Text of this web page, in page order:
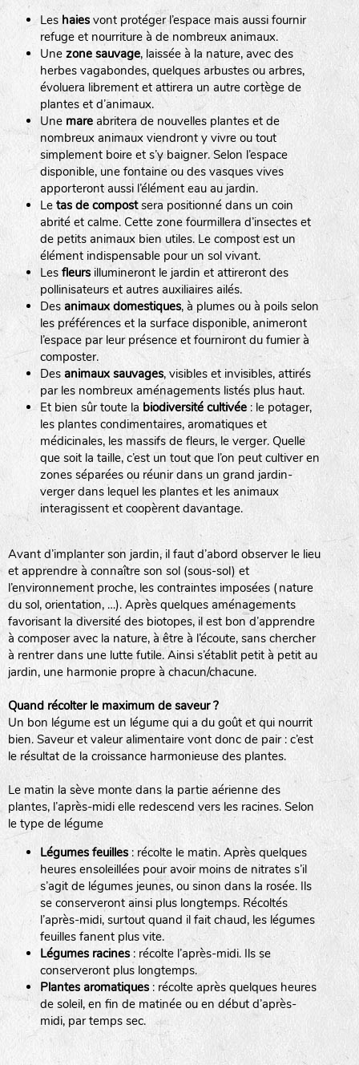
BINGENHEIMER SAATGUT (BGH)
www.bingenheimersaatgut.de
DE BOLSTER (DBO)
www.bolster.nl
GRAINE DEL PAÏS (GDP)
www.grainesdelpais.com
JARDIN EN’VIE (JEV)
LA BOITE A GRAINES (LBAG)
LA RÉFÉRENCE :F BEL20BPA1A (en haut à gauche)
F : Fleurs.
Les autres catégories étant :
E: Engrais vert
L: Légumes
A: Aromatiques
BEL : Code de la variété(Ici Belle de nuit)
(ici 2020)
BPA : Initiales du producteur ou du fournisseur de la
semence.
1 : Numéro d’ordre du lot
A : Sans calibre.
: Gros
M: Moyen calibre
P: Petit calibre
Les haiesvont protéger l’espace mais aussi fournir
refuge et nourriture à de nombreux animaux.
Une zone sauvage, laissée à la nature, avec des
herbes vagabondes, quelques arbustes ou arbres,
évoluera librement et attirera un autre cortège de
plantes et d’animaux.
Une mareabritera de nouvelles plantes et de
nombreux animaux viendront y vivre ou tout
simplement boire et s’y baigner. Selon l’espace
disponible, une fontaine ou des vasques vives
apporteront aussi l’élément eau au jardin.
Le tas de compostsera positionné dans un coin
abrité et calme. Cette zone fourmillera d’insectes et
de petits animaux bien utiles. Le compost est un
élément indispensable pour un sol vivant.
Les fleursillumineront le jardin et attireront des
pollinisateurs et autres auxiliaires ailés.
Des animaux domestiques, à plumes ou à poils selon
les préférences et la surface disponible, animeront
l’espace par leur présence et fourniront du fumier à
composter.
Des animaux sauvages, visibles et invisibles, attirés
par les nombreux aménagements listés plus haut.
Et bien sûr toute la biodiversité cultivée: le potager,
les plantes condimentaires, aromatiques et
médicinales, les massifs de fleurs, le verger. Quelle
que soit la taille, c’est un tout que l’on peut cultiver en
zones séparées ou réunir dans un grand jardin-
verger dans lequel les plantes et les animaux
interagissent et coopèrent davantage.
Avant d’implanter son jardin, il faut d’abord observer le lieu
et apprendre à connaître son sol (sous-sol) et
l’environnement proche, les contraintes imposées (nature
du sol, orientation, …). Après quelques aménagements
favorisant la diversité des biotopes, il est bon d’apprendre
à composer avec la nature, à être à l’écoute, sans chercher
à rentrer dans une lutte futile. Ainsi s’établit petit à petit au
jardin, une harmonie propre à chacun/chacune.
Quand récolter le maximum de saveur ?
Un bon légume est un légume qui a du goût et qui nourrit
bien. Saveur et valeur alimentaire vont donc de pair : c’est
le résultat de la croissance harmonieuse des plantes.
Le matin la sève monte dans la partie aérienne des
plantes, l’après-midi elle redescend vers les racines. Selon
le type de légume
Légumes feuilles: récolte le matin. Après quelques
heures ensoleillées pour avoir moins de nitrates s’il
s’agit de légumes jeunes, ou sinon dans la rosée. Ils
se conserveront ainsi plus longtemps. Récoltés
l’après-midi, surtout quand il fait chaud, les légumes
feuilles fanent plus vite.
Légumes racines: récolte l’après-midi. Ils se
conserveront plus longtemps.
Plantes aromatiques : récolte après quelques heures
de soleil, en fin de matinée ou en début d’après-
midi, par temps sec.